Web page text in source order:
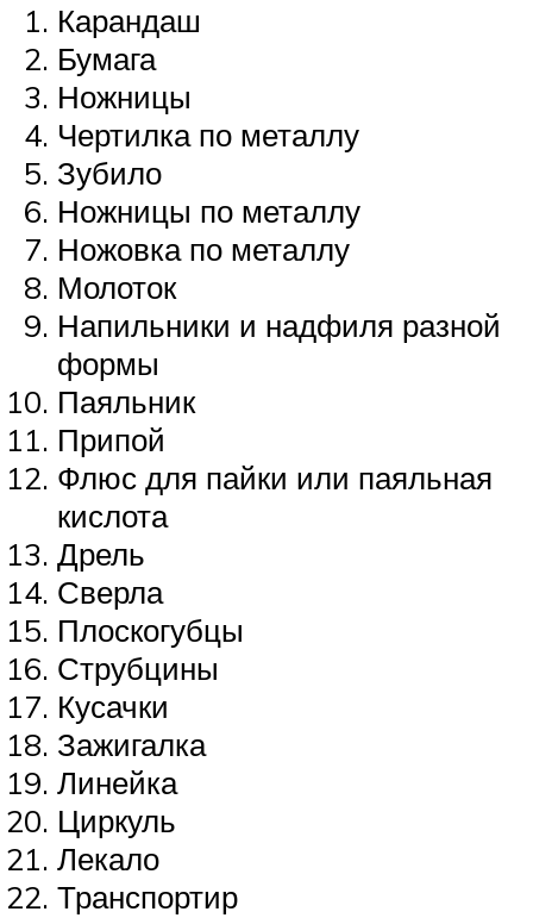
Карандаш
Бумага
Ножницы
Чертилка по металлу
Зубило
Ножницы по металлу
Ножовка по металлу
Молоток
Напильники и надфиля разной
формы
Паяльник
Припой
Флюс для пайки или паяльная
кислота
Дрель
Сверла
Плоскогубцы
Струбцины
Кусачки
Зажигалка
Линейка
Циркуль
Лекало
Транспортир